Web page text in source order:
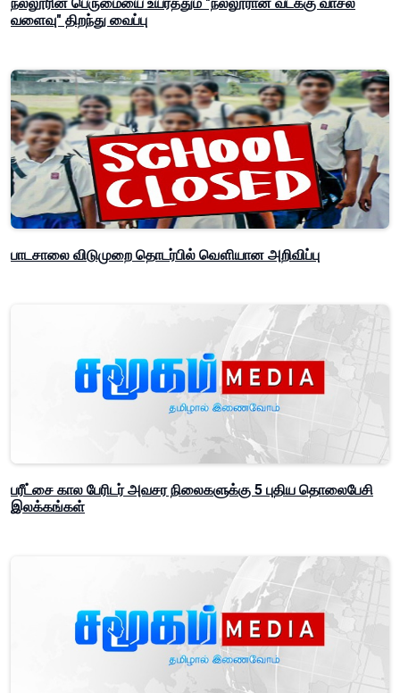
வளைவு" திறந்து வைப்பு
பாடசாலை விடுமுறை தொடர்பில் வௌியான அறிவிப்பு
பரீட்சை கால பேரிடர் அவசர நிலைகளுக்கு 5 புதிய தொலைபேசி
இலக்கங்கள்